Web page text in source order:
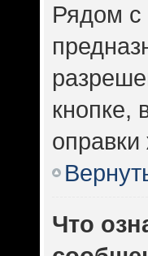
Рядом с
кнопке,
Что